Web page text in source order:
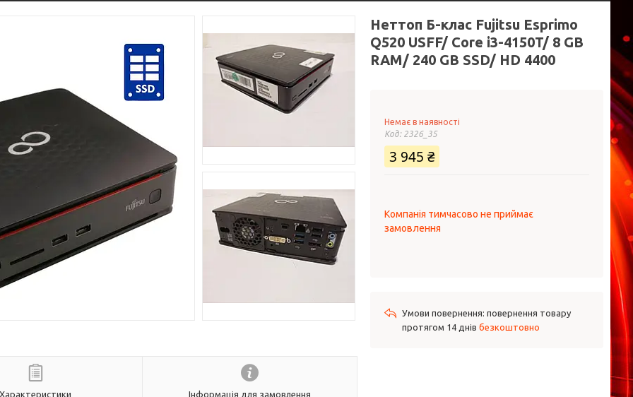
Характеристики Інформація для замовлення
Неттоп Б-клас Fujitsu Esprimo
Q520 USFF/ Core i3-4150T/ 8 GB
RAM/ 240 GB SSD/ HD 4400
Немає в наявності
Код: 2326_35
3 945 ₴
Компанія тимчасово не приймає
замовлення
повернення товару
протягом 14 днів безкоштовно